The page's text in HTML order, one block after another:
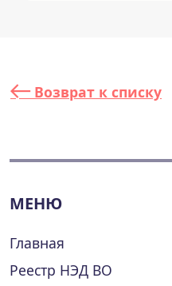
Возврат к списку
МЕНЮ
Главная
Реестр НЭД ВО